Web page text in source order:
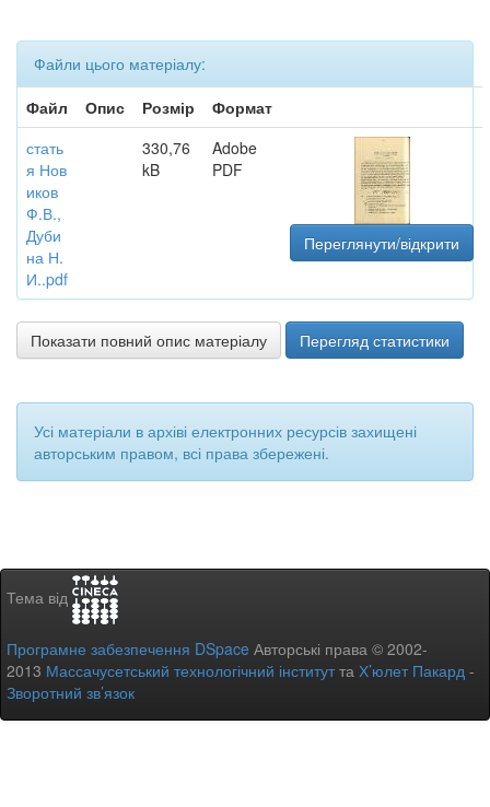
Файли цього матеріалу:
Файл
Опис Розмір
Формат
стать
я Нов
иков
Ф.В.,
Дуби
на Н.
И..pdf
330,76
kB
Adobe
PDF
Переглянути/відкрити
Показати повний опис матеріалу Перегляд статистики
Усі матеріали в архіві електронних ресурсів захищені
авторським правом, всі права збережені.
Тема від
Програмне забезпечення DSpace Авторські права © 2002-
2013 Массачусетський технологічний інститутта Х’юлет Пакард -
Зворотний зв’язок